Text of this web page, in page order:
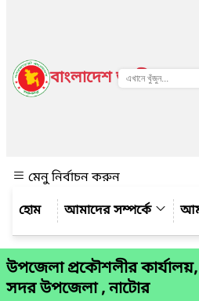
বাংলাদেশ জাতীয় তথ্য
মেনু নির্বাচন করুন
আমাদের সম্পর্কে
উপজেলা প্রকৌশলীর
সদর উপজেলা , নাটোর